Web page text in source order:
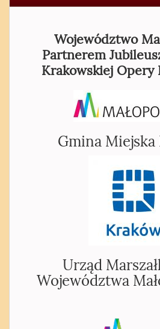
Województwo
Partnerem
Krakowskiej Opery
Gmina
Urząd
Województwa